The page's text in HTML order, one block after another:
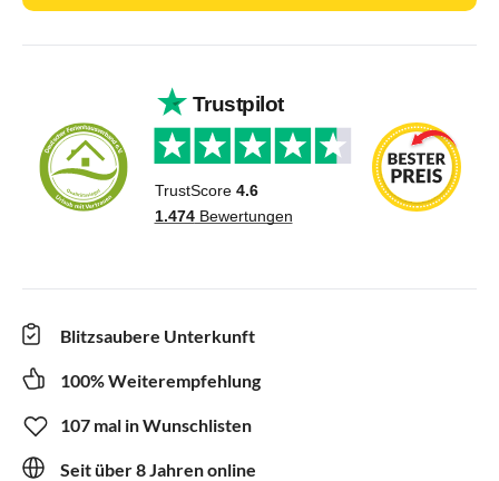
Blitzsaubere Unterkunft
100% Weiterempfehlung
107 mal in Wunschlisten
Seit über 8 Jahren online